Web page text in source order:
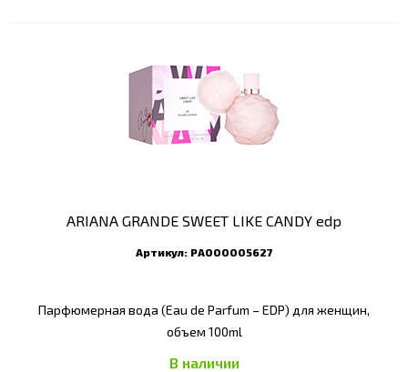
ARIANA GRANDE SWEET LIKE CANDY edp
Артикул: РА000005627
Парфюмерная вода (Eau de Parfum – EDP) для женщин,
объем 100ml
В наличии